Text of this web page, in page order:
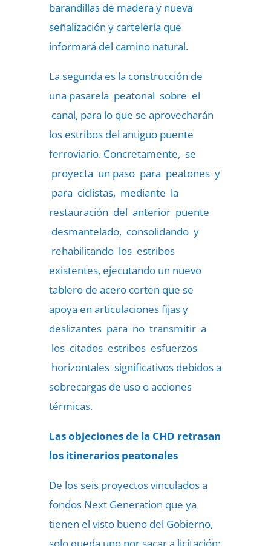
barandillas de madera y nueva
señalización y cartelería que
informará del camino natural.
La segunda es la construcción de
una pasarela peatonal sobre el
canal, para lo que se aprovecharán
los estribos del antiguo puente
ferroviario. Concretamente, se
proyecta un paso para peatones y
para ciclistas, mediante la
restauración del anterior puente
desmantelado, consolidando y
rehabilitando los estribos
existentes, ejecutando un nuevo
tablero de acero corten que se
apoya en articulaciones fijas y
deslizantes para no transmitir a
los citados estribos esfuerzos
horizontales significativos debidos a
sobrecargas de uso o acciones
térmicas.
Las objeciones de la CHD retrasan
los itinerarios peatonales
De los seis proyectos vinculados a
fondos Next Generation que ya
tienen el visto bueno del Gobierno,